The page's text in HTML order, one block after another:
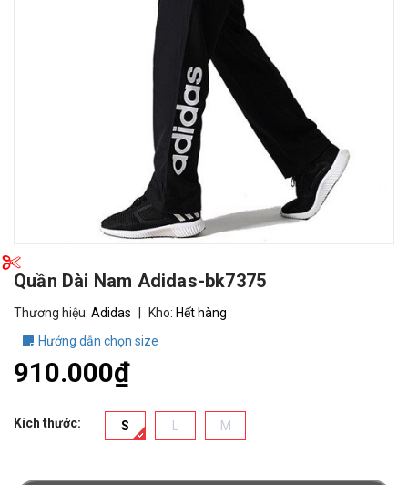
Quần Dài Nam Adidas-bk7375
Thương hiệu: Adidas Kho: Hết hàng
Hướng dẫn chọn size
910.000₫
Kích thước: S M